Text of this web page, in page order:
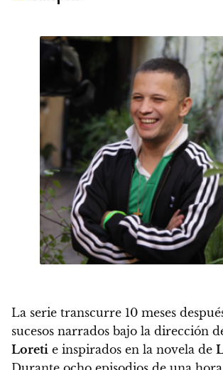
La serie transcurre 10 meses
sucesos narrados bajo la dirección
Loreti e inspirados en la novela de